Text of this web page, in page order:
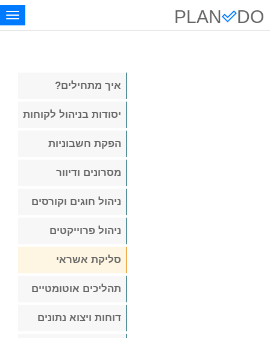
PLAN DO
איך מתחילים?
יסודות בניהול לקוחות
הפקת חשבוניות
מסרונים ודיוור
ניהול חוגים וקורסים
ניהול פרוייקטים
סליקת אשראי
תהליכים אוטומטיים
דוחות ויצוא נתונים